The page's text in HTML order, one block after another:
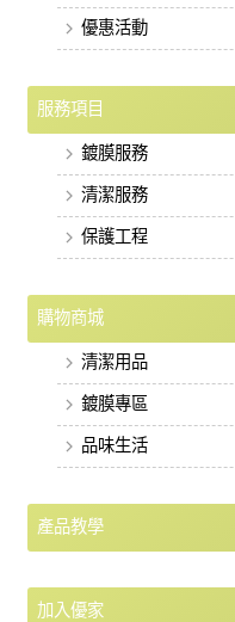
優惠活動
服務項目
鍍膜服務
清潔服務
保護工程
購物商城
清潔用品
鍍膜專區
品味生活
產品教學
加入優家